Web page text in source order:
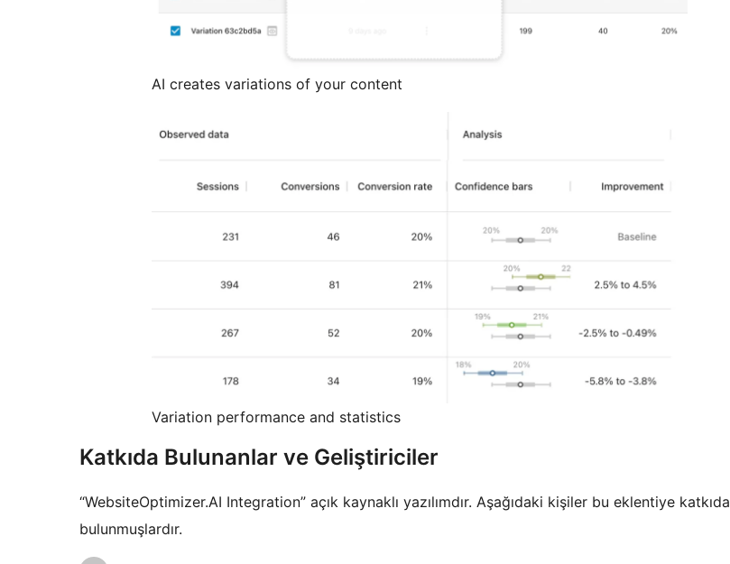
AI creates variations of your content
Variation performance and statistics
Katkıda Bulunanlar ve Geliştiriciler
“WebsiteOptimizer.AI Integration” açık kaynaklı yazılımdır. Aşağıdaki kişiler bu eklentiye katkıda
bulunmuşlardır.